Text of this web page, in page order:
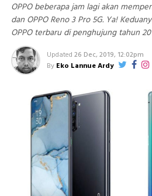
OPPO beberapa jam lagi akan
dan OPPO Reno 3 Pro 5G. Ya!
OPPO terbaru di penghujung tahun
Updated 26 Dec, 2019, 12:02pm
By Eko Lannue Ardy